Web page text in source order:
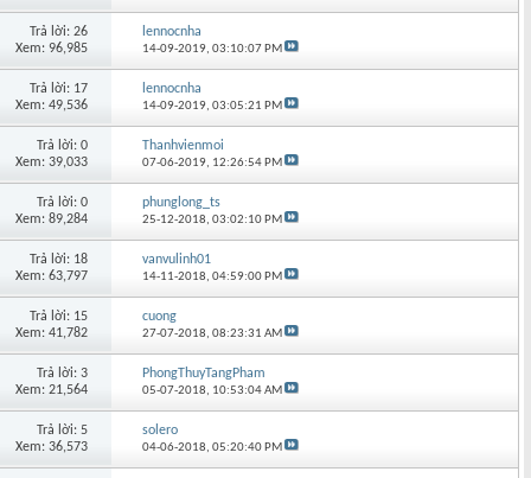
Trả lời: 26
Xem: 96,985
lennocnha
14-09-2019,03:10:07 PM
Trả lời: 17
Xem: 49,536
lennocnha
14-09-2019,03:05:21 PM
Trả lời: 0
Xem: 39,033
Thanhvienmoi
07-06-2019, 12:26:54 PM
Trả lời: 0
Xem: 89,284
phunglong_ts
25-12-2018,03:02:10 PM
Trả lời: 18
Xem: 63,797
vanvulinh01
14-11-2018,04:59:00 PM
Trả lời: 15
Xem: 41,782
cuong
27-07-2018,08:23:31 AM
Trả lời: 3
Xem: 21,564
PhongThuyTangPham
05-07-2018, 10:53:04 AM
Trả lời: 5
Xem: 36,573
solero
04-06-2018,05:20:40 PM